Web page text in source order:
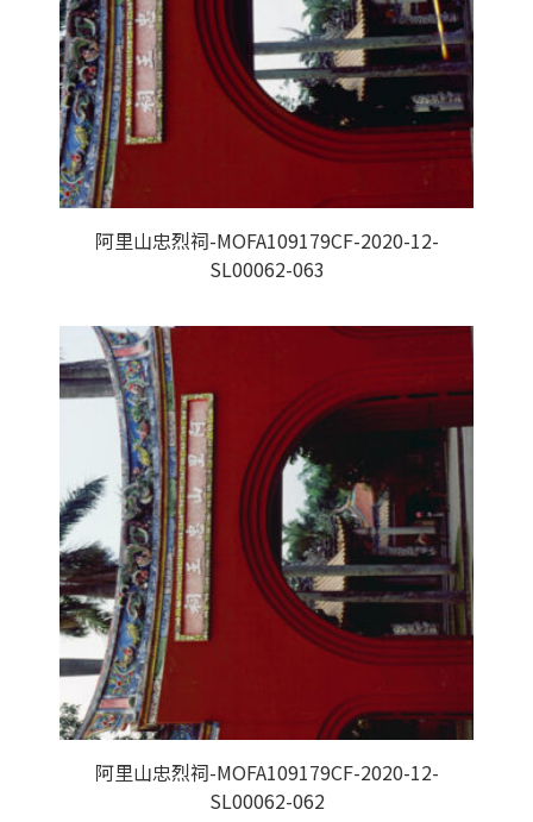
阿里山忠烈祠-MOFA109179CF-2020-12-
SL00062-063
阿里山忠烈祠-MOFA109179CF-2020-12-
SL00062-062